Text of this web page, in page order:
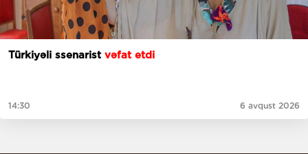
Türkiyəli ssenarist vəfat etdi
14:30 6 avqust 2026